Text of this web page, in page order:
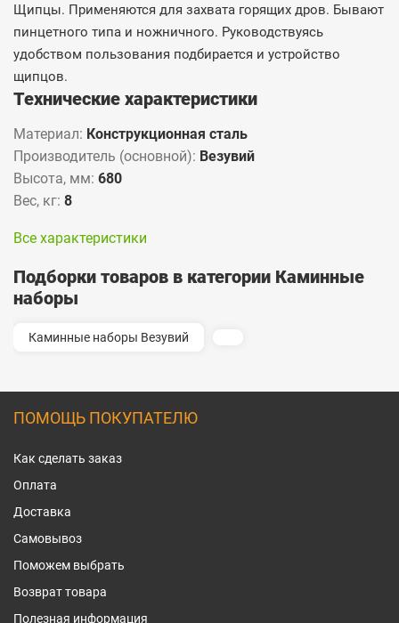
Щипцы. Применяются для захвата горящих дров. Бывают
пинцетного типа и ножничного. Руководствуясь
удобством пользования подбирается и устройство
щипцов.
Технические характеристики
Материал: Конструкционная сталь
Производитель (основной): Везувий
Высота, мм: 680
Вес, кг: 8
Все характеристики
Подборки товаров в категории Каминные
наборы
Каминные наборы Везувий
ПОМОЩЬ ПОКУПАТЕЛЮ
Как сделать заказ
Оплата
Доставка
Самовывоз
Поможем выбрать
Возврат товара
Полезная информация